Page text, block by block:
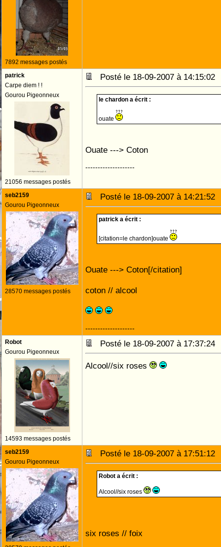
7892 messages postés
patrick
Carpe diem ! !
Gourou Pigeonneux
21056 messages postés
Posté le 18-09-2007 à
le chardon a écrit :
ouate
Ouate ---> Coton
--------------------
seb2159
Gourou Pigeonneux
28570 messages postés
Posté le 18-09-2007 à
patrick a écrit :
[citation=le chardon]ouate
Ouate ---> Coton[/citation]
coton // alcool
--------------------
Robot
Gourou Pigeonneux
14593 messages postés
Posté le 18-09-2007 à
Alcool//six roses
seb2159
Gourou Pigeonneux
Posté le 18-09-2007 à
Robot a écrit :
Alcool//six roses
six roses // foix